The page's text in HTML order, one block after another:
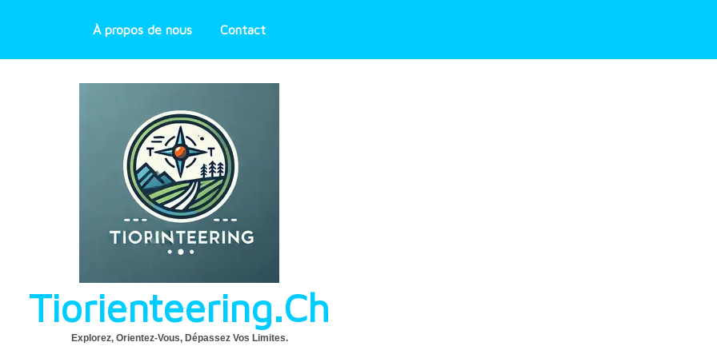
À propos de nous Contact
Tiorienteering.ch
Explorez, Orientez-Vous, Dépassez Vos Limites.